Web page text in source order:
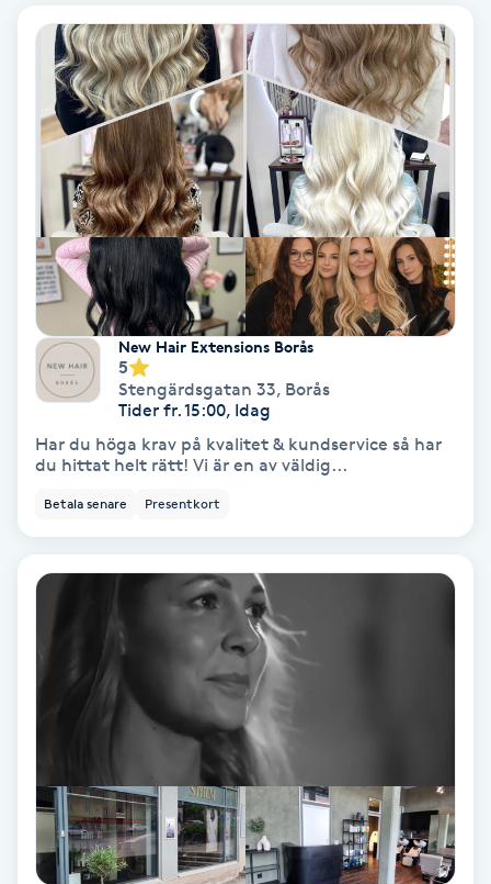
Faceliftmassage
Fet hårbotten
Fettreducering
Fibromassage
Fillers
Fotmassage
Fransar
Fransfärgning
Fransförlängning
Fransförlängning Megavolym
Fransförlängning Volym
New Hair Extensions Borås
5
Stengärdsgatan 33, Borås
Tider fr. 15:00, Idag
Har du höga krav på kvalitet & kundservice så har
du hittat helt rätt! Vi är en av väldig...
Betala senare Presentkort